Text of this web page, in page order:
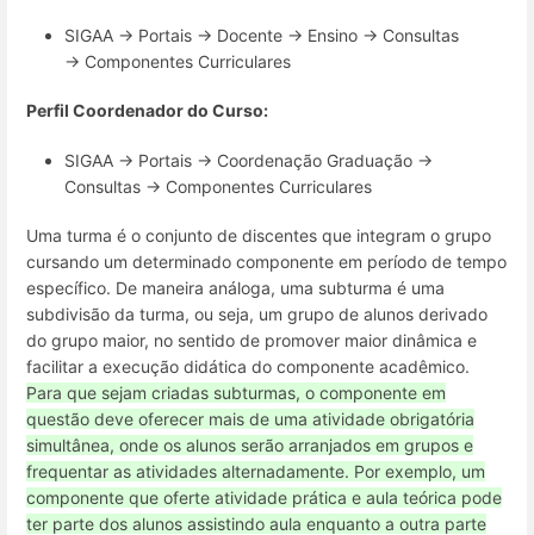
SIGAA → Portais → Docente → Ensino → Consultas
→ Componentes Curriculares
Perfil Coordenador do Curso:
SIGAA → Portais → Coordenação Graduação →
Consultas → Componentes Curriculares
Uma turma é o conjunto de discentes que integram o grupo
cursando um determinado componente em período de tempo
específico. De maneira análoga, uma subturma é uma
subdivisão da turma, ou seja, um grupo de alunos derivado
do grupo maior, no sentido de promover maior dinâmica e
facilitar a execução didática do componente acadêmico.
Para que sejam criadas subturmas, o componente em
questão deve oferecer mais de uma atividade obrigatória
simultânea, onde os alunos serão arranjados em grupos e
frequentar as atividades alternadamente. Por exemplo, um
componente que oferte atividade prática e aula teórica pode
ter parte dos alunos assistindo aula enquanto a outra parte